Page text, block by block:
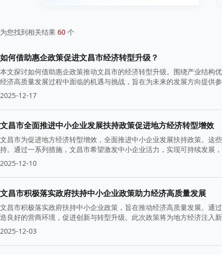
为您找到相关结果 60 个
如何借助惠企政策促进文昌市经济转型升级？
本文探讨如何借助惠企政策推动文昌市的经济转型升级。围绕产业结构
经济高质量发展过程中面临的机遇与挑战，旨在为未来的发展方向提供
2025-12-17
文昌市全面推进中小企业发展扶持政策促进地方经济转型增效
文昌市为促进地方经济转型增效，全面推进中小企业发展扶持政策。这
持。通过一系列措施，文昌市希望激发中小企业活力，实现可持续发展
济全面进步。
2025-12-10
文昌市积极落实政府扶持中小企业政策助力经济高质量发展
文昌市积极落实政府扶持中小企业政策，旨在推动经济高质量发展。通
造良好的营商环境，促进创新与转型升级。此次政策将为地方经济注入
2025-12-03